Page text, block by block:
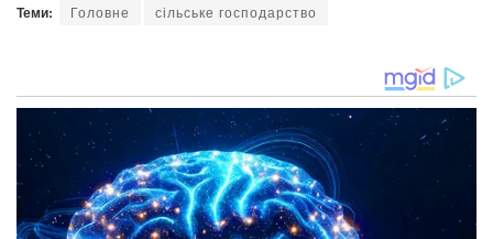
Теми: Головне сільське господарство